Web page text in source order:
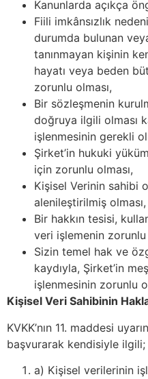
Kanunlarda açıkça
Fiili imkânsızlık
durumda bulunan
tanınmayan kişinin
hayatı veya beden
zorunlu olması,
Bir sözleşmenin
doğruya ilgili olması
işlenmesinin gerekli
Şirket’in hukuki
için zorunlu olması,
Kişisel Verinin sahibi
alenileştirilmiş olması,
Bir hakkın tesisi,
veri işlemenin zorunlu
Sizin temel hak ve
kaydıyla, Şirket’in
işlenmesinin zorunlu
Kişisel Veri Sahibinin
KVKK’nın 11. maddesi
başvurarak kendisiyle ilgili;
a) Kişisel verilerinin